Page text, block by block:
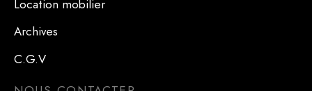
Location mobilier
Archives
C.G.V